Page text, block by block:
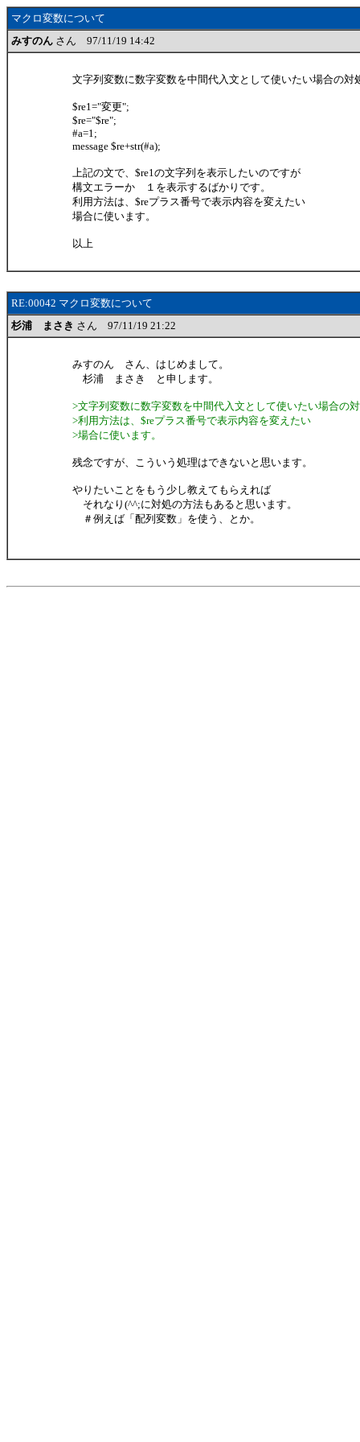
マクロ変数について
みすのん さん 97/11/19 14:42
文字列変数に数字変数を中間代入文として使いたい場合の対
$re1="変更";
$re="$re";
#a=1;
message $re+str(#a);
上記の文で、$re1の文字列を表示したいのですが
構文エラーか １を表示するばかりです。
利用方法は、$reプラス番号で表示内容を変えたい
場合に使います。
以上
RE:00042 マクロ変数について
杉浦 まさき さん 97/11/19 21:22
みすのん さん、はじめまして。
杉浦 まさき と申します。
>文字列変数に数字変数を中間代入文として使いたい場合の
>利用方法は、$reプラス番号で表示内容を変えたい
>場合に使います。
残念ですが、こういう処理はできないと思います。
やりたいことをもう少し教えてもらえれば
それなり(^^;に対処の方法もあると思います。
＃例えば「配列変数」を使う、とか。